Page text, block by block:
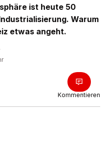
ist heute 50
Warum
etwas angeht.
Kommentieren